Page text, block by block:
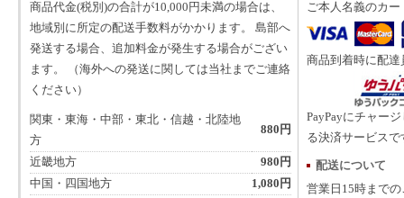
商品代金(税別)の合計が10,000円未満の場合は、
地域別に所定の配送手数料がかかります。 島部へ
発送する場合、追加料金が発生する場合がござい
ます。 （海外への発送に関しては当社までご連絡
ください）
関東・東海・中部・東北・信越・北陸地
方
880円
近畿地方
980円
中国・四国地方
1,080円
ご本人名義のカ
商品到着時に配
PayPayにチャー
る決済サービスで
配送について
営業日15時まで